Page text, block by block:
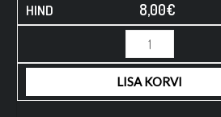
8,00€
LISA KORVI